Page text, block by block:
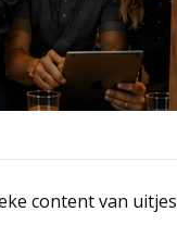
content van uitjes